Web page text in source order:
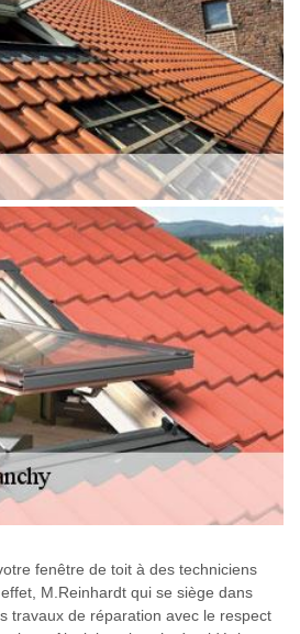
fenêtre de toit à des techniciens
M.Reinhardt qui se siège dans
travaux de réparation avec le respect